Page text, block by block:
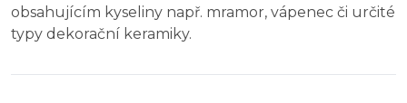
obsahujícím kyseliny např. mramor, vápenec či určité
typy dekorační keramiky.